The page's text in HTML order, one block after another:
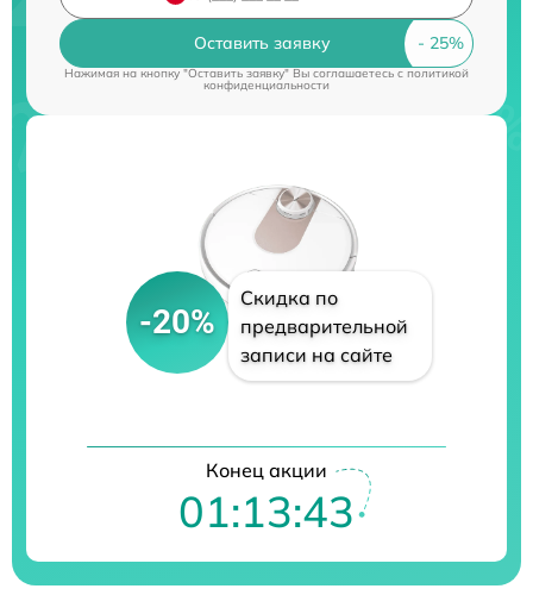
Оставить заявку
Нажимая на кнопку "Оставить заявку" Вы соглашаетесь cполитикой
конфиденциальности
-20%
Скидка по
предварительной
записи на сайте
Конец акции
01:13:42